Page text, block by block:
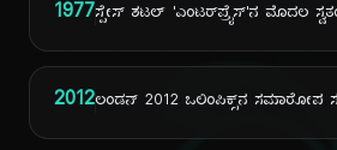
1977ಸ್ಪೇಸ್ ಶಟಲ್ 'ಎಂಟರ್‌ಪ್ರೈಸ್'ನ ಮೊದಲ
2012ಲಂಡನ್ 2012 ಒಲಿಂಪಿಕ್ಸ್‌ನ ಸಮಾರೋಪ